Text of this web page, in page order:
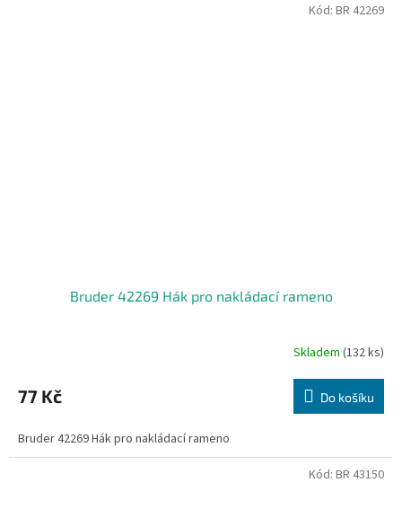
Bruder 42269 Hák pro nakládací rameno
Skladem (132 ks)
77 Kč Do košíku
Bruder 42269 Hák pro nakládací rameno
Kód: BR 42269
Kód: BR 43150